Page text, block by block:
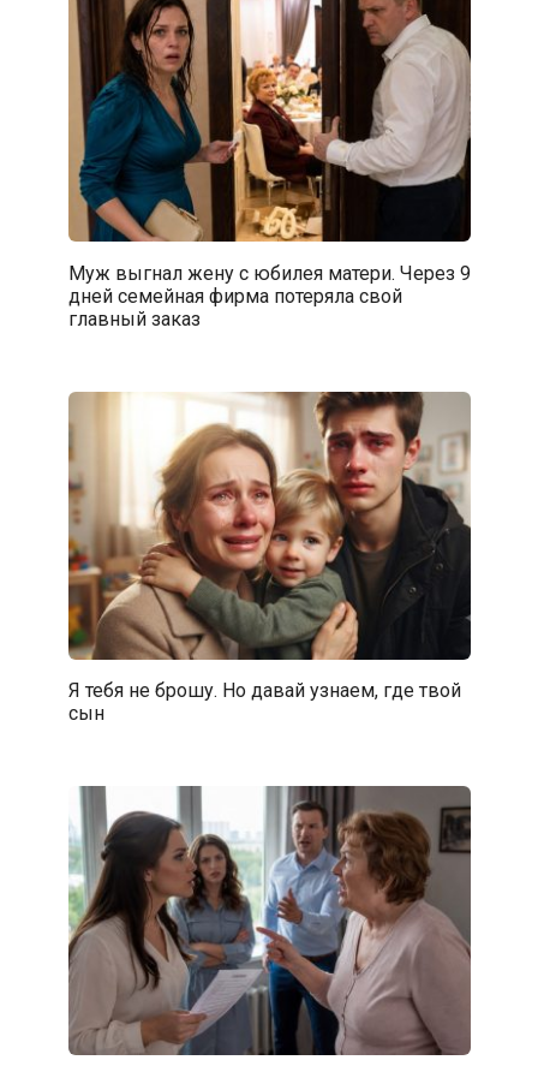
Муж выгнал жену с юбилея матери. Через 9
дней семейная фирма потеряла свой
главный заказ
Я тебя не брошу. Но давай узнаем, где твой
сын